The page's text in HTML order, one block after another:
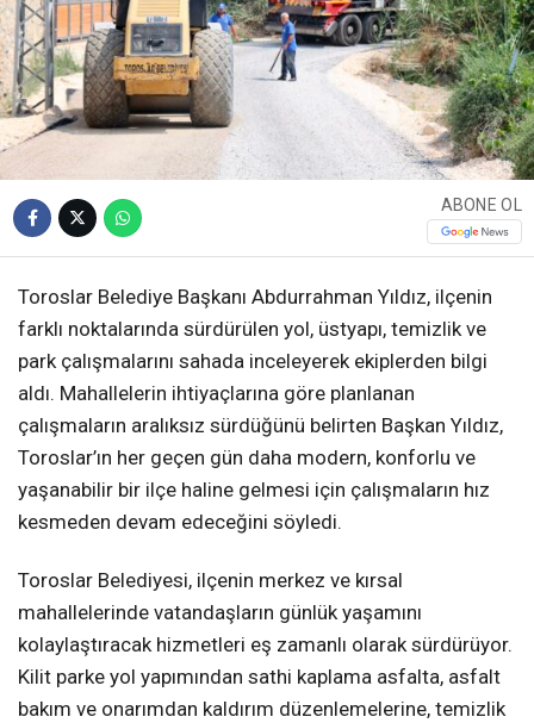
ABONE OL
Toroslar Belediye Başkanı Abdurrahman Yıldız, ilçenin
farklı noktalarında sürdürülen yol, üstyapı, temizlik ve
park çalışmalarını sahada inceleyerek ekiplerden bilgi
aldı. Mahallelerin ihtiyaçlarına göre planlanan
çalışmaların aralıksız sürdüğünü belirten Başkan Yıldız,
Toroslar’ın her geçen gün daha modern, konforlu ve
yaşanabilir bir ilçe haline gelmesi için çalışmaların hız
kesmeden devam edeceğini söyledi.
Toroslar Belediyesi, ilçenin merkez ve kırsal
mahallelerinde vatandaşların günlük yaşamını
kolaylaştıracak hizmetleri eş zamanlı olarak sürdürüyor.
Kilit parke yol yapımından sathi kaplama asfalta, asfalt
bakım ve onarımdan kaldırım düzenlemelerine, temizlik